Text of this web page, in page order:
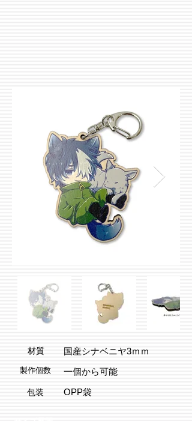
​材質 国産シナベニヤ3ｍｍ
製作個数 一個から可能
​包装 OPP袋